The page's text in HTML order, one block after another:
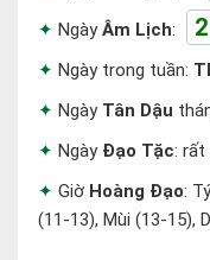
NgàyÂm Lịch:
Ngày trong tuần:
Ngày Tân Dậu
Ngày Đạo Tặc: rất
Giờ Hoàng Đạo:
(11-13), Mùi (13-15),